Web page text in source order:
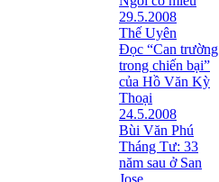
29.5.2008
Thế Uyên
Đọc “Can trường
trong chiến bại”
của Hồ Văn Kỳ
Thoại
24.5.2008
Bùi Văn Phú
Tháng Tư: 33
năm sau ở San
Jose